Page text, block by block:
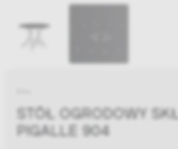
STÓŁ OGRODOWY
PIGALLE 904